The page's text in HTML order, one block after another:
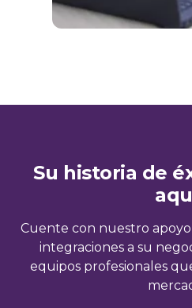
Su historia de
Cuente con nuestro
integraciones a su
equipos profesionales